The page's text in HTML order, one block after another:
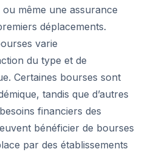
même une assurance
déplacements.
varie
du type et de
Certaines bourses sont
tandis que d’autres
financiers des
bénéficier de bourses
par des établissements